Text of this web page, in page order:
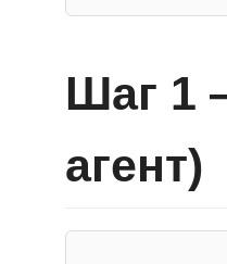
Шаг 1
агент)